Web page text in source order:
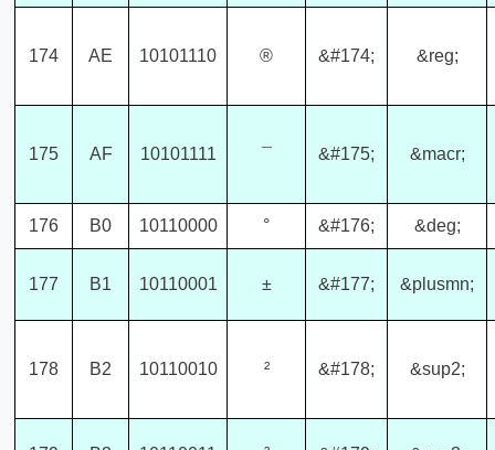
174 AE 10101110 ® &#174; &reg;
175 AF 10101111 ¯ &#175; &macr;
176 B0 10110000 ° &#176; &deg;
177 B1 10110001 ± &#177; &plusmn;
178 B2 10110010 ² &#178; &sup2;